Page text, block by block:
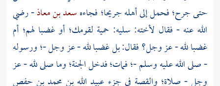
حتى جرح؛ فحمل إلى أهله جريحا؛ فجاءهسعد بن معاذ- رضي
الله عنه - فقال لأخته: سليه: حمية لقومك؛ أو غضبا لهم؛ أم
غضبا لله - عز وجل؟ فقال: بل غضبا لله - عز وجل -؛ ورسوله
- صلى الله عليه وسلم -؛ فمات؛ فدخل الجنة؛ وما صلى لله - عز
وجل - صلاة؛ والقصة في جزء عبيد الله بن محمد بن حفص